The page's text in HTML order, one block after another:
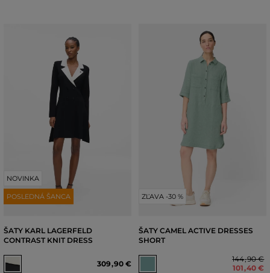
NOVINKA
POSLEDNÁ ŠANCA
ŠATY KARL LAGERFELD
CONTRAST KNIT DRESS
309,90 €
ZĽAVA -30 %
ŠATY CAMEL ACTIVE DRESSES
SHORT
144,90 €
101,40 €